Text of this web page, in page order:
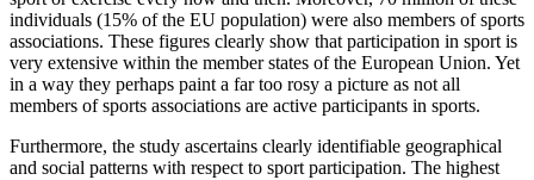
individuals (15% of the EU population) were also members of sports
associations. These figures clearly show that participation in sport is
very extensive within the member states of the European Union. Yet
in a way they perhaps paint a far too rosy a picture as not all
members of sports associations are active participants in sports.
Furthermore, the study ascertains clearly identifiable geographical
and social patterns with respect to sport participation. The highest